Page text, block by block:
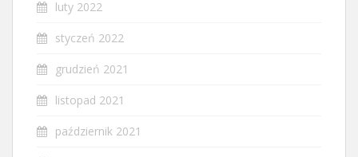
luty 2022
styczeń 2022
grudzień 2021
listopad 2021
październik 2021